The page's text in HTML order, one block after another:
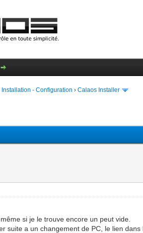
Installation - Configuration ›Calaos Installer
si je le trouve encore un peut vide.
suite a un changement de PC, le lien dans